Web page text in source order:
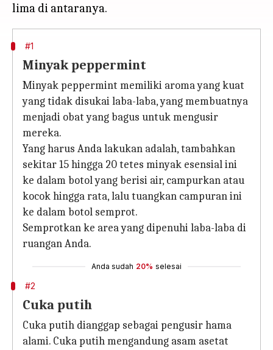
#1
Minyak peppermint
Minyak peppermint memiliki aroma yang kuat
yang tidak disukai laba-laba, yang membuatnya
menjadi obat yang bagus untuk mengusir
mereka.
Yang harus Anda lakukan adalah, tambahkan
sekitar 15 hingga 20 tetes minyak esensial ini
ke dalam botol yang berisi air, campurkan atau
kocok hingga rata, lalu tuangkan campuran ini
ke dalam botol semprot.
Semprotkan ke area yang dipenuhi laba-laba di
ruangan Anda.
Anda sudah 20% selesai
#2
Cuka putih
Cuka putih dianggap sebagai pengusir hama
alami. Cuka putih mengandung asam asetat